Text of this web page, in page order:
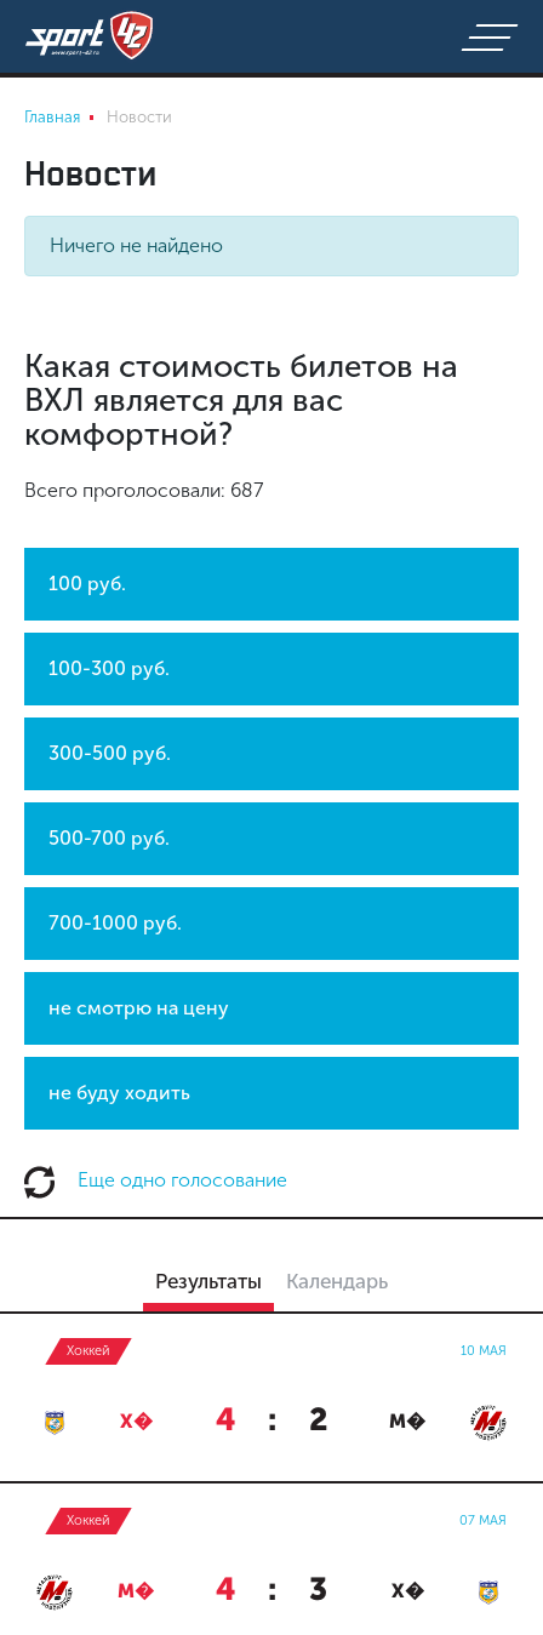
Главная Новости
Новости
Ничего не найдено
Какая стоимость билетов на
ВХЛ является для вас
комфортной?
Всего проголосовали: 687
100 руб.
100-300 руб.
300-500 руб.
500-700 руб.
700-1000 руб.
не смотрю на цену
не буду ходить
Еще одно голосование
Результаты Календарь
Хоккей 10 МАЯ
Х� 4 : 2 М�
Хоккей 07 МАЯ
М� 4 : 3 Х�